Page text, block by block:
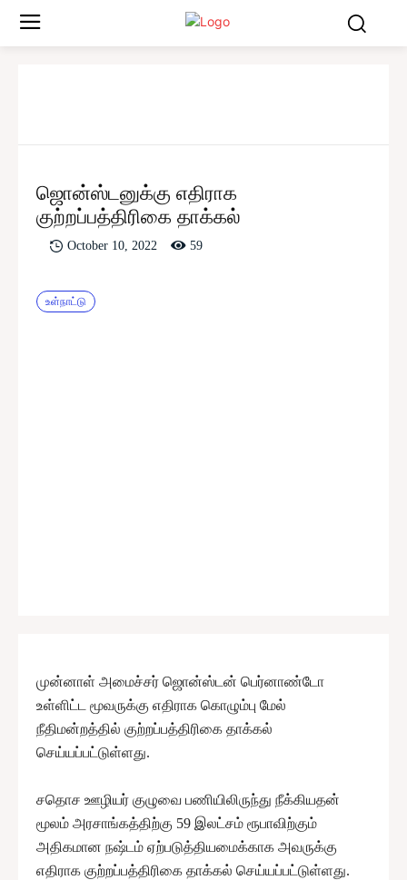
ஜொன்ஸ்டனுக்கு எதிராக
குற்றப்பத்திரிகை தாக்கல்
October 10, 2022 59
உள்நாட்டு
முன்னாள் அமைச்சர் ஜொன்ஸ்டன் பெர்னாண்டோ
உள்ளிட்ட மூவருக்கு எதிராக கொழும்பு மேல்
நீதிமன்றத்தில் குற்றப்பத்திரிகை தாக்கல்
செய்யப்பட்டுள்ளது.
சதொச ஊழியர் குழுவை பணியிலிருந்து நீக்கியதன்
மூலம் அரசாங்கத்திற்கு 59 இலட்சம் ரூபாவிற்கும்
அதிகமான நஷ்டம் ஏற்படுத்தியமைக்காக அவருக்கு
எதிராக குற்றப்பத்திரிகை தாக்கல் செய்யப்பட்டுள்ளது.